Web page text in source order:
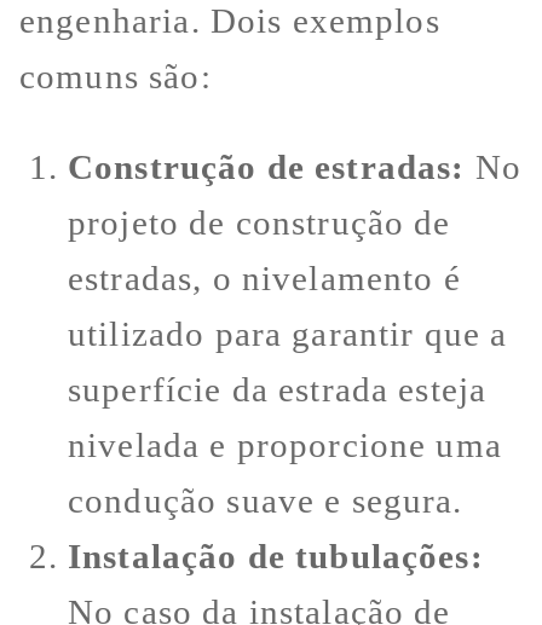
engenharia. Dois exemplos
comuns são:
Construção de estradas: No
projeto de construção de
estradas, o nivelamento é
utilizado para garantir que a
superfície da estrada esteja
nivelada e proporcione uma
condução suave e segura.
Instalação de tubulações:
No caso da instalação de